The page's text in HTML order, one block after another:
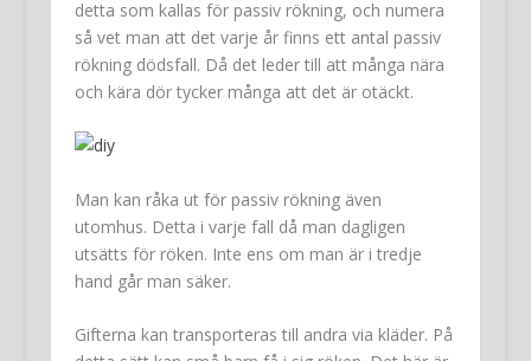
detta som kallas för passiv rökning, och numera
så vet man att det varje år finns ett antal passiv
rökning dödsfall. Då det leder till att många nära
och kära dör tycker många att det är otäckt.
Man kan råka ut för passiv rökning även
utomhus. Detta i varje fall då man dagligen
utsätts för röken. Inte ens om man är i tredje
hand går man säker.
Gifterna kan transporteras till andra via kläder. På